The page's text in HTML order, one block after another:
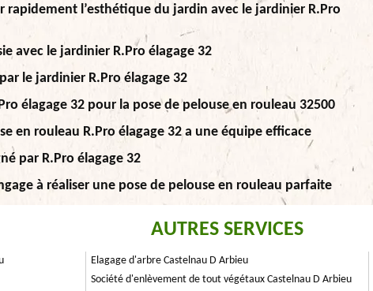
rapidement l’esthétique du jardin avec le jardinier R.Pro
avec le jardinier R.Pro élagage 32
le jardinier R.Pro élagage 32
élagage 32 pour la pose de pelouse en rouleau 32500
en rouleau R.Pro élagage 32 a une équipe efficace
par R.Pro élagage 32
à réaliser une pose de pelouse en rouleau parfaite
AUTRES SERVICES
Elagage d'arbre Castelnau D Arbieu
Société d'enlèvement de tout végétaux Castelnau D Arbieu